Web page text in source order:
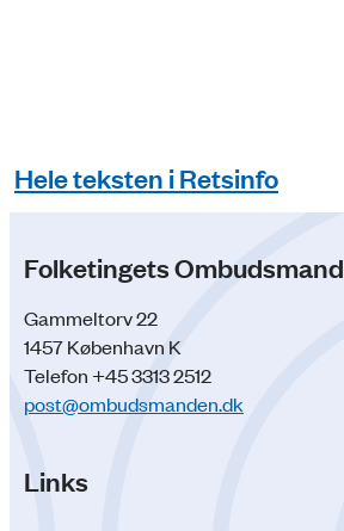
Hele teksten i Retsinfo
Folketingets Ombudsmand
Gammeltorv 22
1457 København K
Telefon +45 3313 2512
post@ombudsmanden.dk
Links